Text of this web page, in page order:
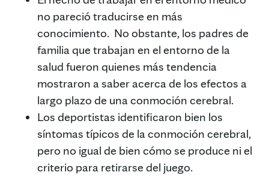
no pareció traducirse en más
conocimiento. No obstante, los padres de
familia que trabajan en el entorno de la
salud fueron quienes más tendencia
mostraron a saber acerca de los efectos a
largo plazo de una conmoción cerebral.
Los deportistas identificaron bien los
síntomas típicos de la conmoción cerebral,
pero no igual de bien cómo se produce ni el
criterio para retirarse del juego.